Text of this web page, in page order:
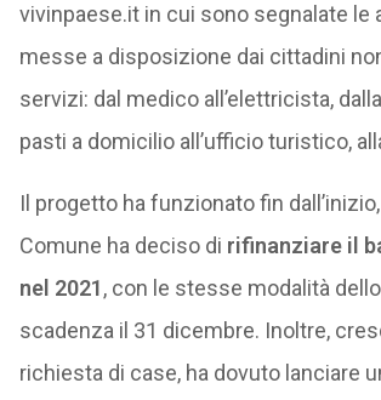
vivinpaese.it in cui sono segnalate le
messe a disposizione dai cittadini
servizi: dal medico all’elettricista,
pasti a domicilio all’ufficio turistico,
Il progetto ha funzionato fin
Comune ha deciso di rifinanziare il
nel 2021, con le stesse modalità
scadenza il 31 dicembre. Inoltre,
richiesta di case, ha dovuto lanciare